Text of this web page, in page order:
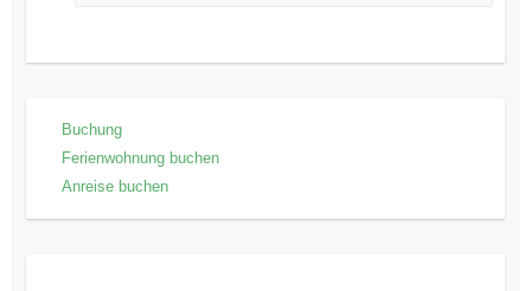
Buchung
Ferienwohnung buchen
Anreise buchen